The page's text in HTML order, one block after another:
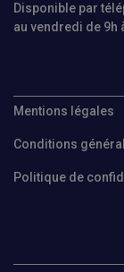
Disponible par
au vendredi de 9h
Mentions légales
Conditions
Politique de